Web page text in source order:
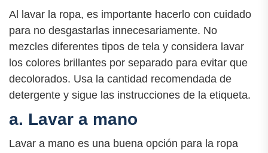
Al lavar la ropa, es importante hacerlo con cuidado
para no desgastarlas innecesariamente. No
mezcles diferentes tipos de tela y considera lavar
los colores brillantes por separado para evitar que
decolorados. Usa la cantidad recomendada de
detergente y sigue las instrucciones de la etiqueta.
a. Lavar a mano
Lavar a mano es una buena opción para la ropa